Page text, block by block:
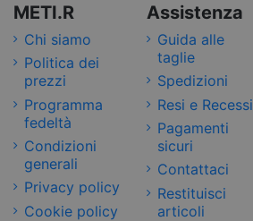
METI.R
Chi siamo
Politica dei
prezzi
Programma
fedeltà
Condizioni
generali
Privacy policy
Cookie policy
Assistenza
Guida alle
taglie
Spedizioni
Resi e Recessi
Pagamenti
sicuri
Contattaci
Restituisci
articoli